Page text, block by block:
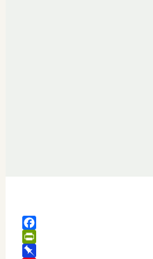
Facebook
PrintFriendly